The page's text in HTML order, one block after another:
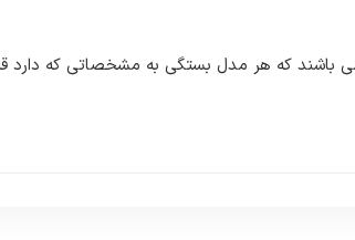
می باشند که هر مدل بستگی به مشخصاتی که